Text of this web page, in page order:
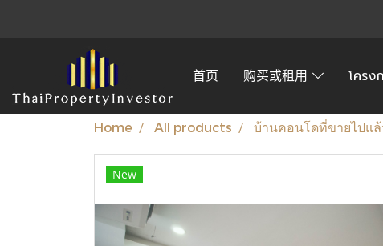
首页 购买或租用 โครง
Home All products บ้านคอนโดที่ขายไปแล้
New